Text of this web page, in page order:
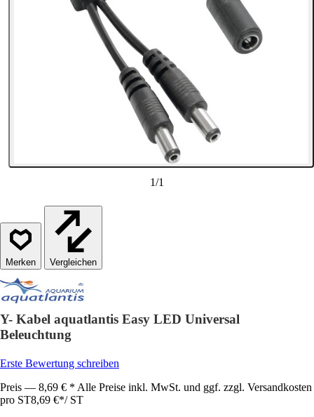
1/1
Vergleichen
Y- Kabel aquatlantis Easy LED Universal
Beleuchtung
Erste Bewertung schreiben
Preis — 8,69 € * Alle Preise inkl. MwSt. und ggf. zzgl. Versandkosten
pro ST8,69 €*/ ST